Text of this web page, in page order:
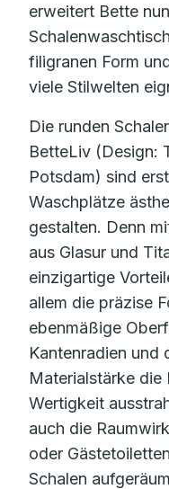
erweitert Bette
filigranen Form
viele Stilwelten
Die runden
BetteLiv (Design:
Potsdam) sind
Waschplätze
gestalten. Denn
aus Glasur und
einzigartige
allem die präzise
ebenmäßige
Kantenradien und
Materialstärke die
Wertigkeit
auch die
oder
Schalen